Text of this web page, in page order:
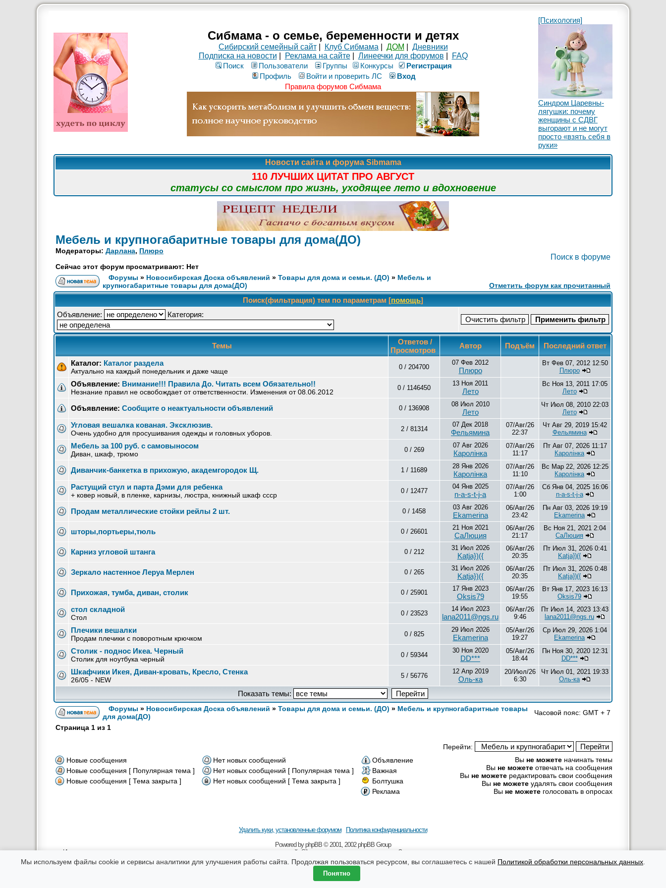
Сибмама - о семье, беременности и детях
Сибирский семейный сайт| Клуб Сибмама ДОМ
Дневники
Подписка на новости
Реклама на сайте| Линеечки для форумов
FAQ
Поиск
Пользователи Группы Конкурсы
Рeгиcтpaция
Профиль
Войти и проверить ЛС
Вход
Правила форумов Сибмама
[Психология]
Синдром Царевны-
лягушки: почему
женщины с СДВГ
выгорают и не могут
просто «взять себя в
руки»
Новости сайта и форума Sibmama
110 ЛУЧШИХ ЦИТАТ ПРО АВГУСТ
статусы со смыслом про жизнь, уходящее лето и вдохновение
Мебель и крупногабаритные товары для дома(ДО)
Модераторы: Дарлана, Плюро
Сейчас этот форум просматривают: Нет
Поиск в форуме
Форумы » Новосибирская Доска объявлений » Товары для дома и семьи. (ДО) » Мебель и
крупногабаритные товары для дома(ДО)
Отметить форум как прочитанный
Поиск(фильтрация) тем по параметрам [помощь]
Объявление:
Категория:
Темы
Ответов /
Просмотров
Автор Подъём Последний ответ
Каталог: Каталог раздела
Актуально на каждый понедельник и даже чаще
0 / 204700
07 Фев 2012
Плюро
Вт Фев 07, 2012 12:50
Плюро
Объявление: Внимание!!! Правила До. Читать всем Обязательно!!
Незнание правил не освобождает от ответственности. Изменения от 08.06.2012
0 / 1146450
13 Ноя 2011
Лето
Вс Ноя 13, 2011 17:05
Лето
Объявление: Сообщите о неактуальности объявлений 0 / 136908
08 Июл 2010
Лето
Чт Июл 08, 2010 22:03
Лето
Угловая вешалка кованая. Эксклюзив.
Очень удобно для просушивания одежды и головных уборов.
2 / 81314
07 Дек 2018
Фельямина
07/Авг/26
22:37
Чт Авг 29, 2019 15:42
Фельямина
Мебель за 100 руб. с самовыносом
Диван, шкаф, трюмо
0 / 269
07 Авг 2026
Каролiнка
07/Авг/26
11:17
Пт Авг 07, 2026 11:17
Каролiнка
Диванчик-банкетка в прихожую, академгородок Щ. 1 / 11689
28 Янв 2026
Каролiнка
07/Авг/26
11:10
Вс Мар 22, 2026 12:25
Каролiнка
Растущий стул и парта Дэми для ребенка
+ ковер новый, в пленке, карнизы, люстра, книжный шкаф ссср
0 / 12477
04 Янв 2025
n-a-s-t-j-a
07/Авг/26
1:00
Сб Янв 04, 2025 16:06
n-a-s-t-j-a
Продам металлические стойки рейлы 2 шт. 0 / 1458
03 Авг 2026
Ekamerina
06/Авг/26
23:42
Пн Авг 03, 2026 19:19
Ekamerina
шторы,портьеры,тюль 0 / 26601
21 Ноя 2021
СаЛюция
06/Авг/26
21:17
Вс Ноя 21, 2021 2:04
СаЛюция
Карниз угловой штанга 0 / 212
31 Июл 2026
Katja})({
06/Авг/26
20:35
Пт Июл 31, 2026 0:41
Katja})({
Зеркало настенное Леруа Мерлен 0 / 265
31 Июл 2026
Katja})({
06/Авг/26
20:35
Пт Июл 31, 2026 0:48
Katja})({
Прихожая, тумба, диван, столик 0 / 25901
17 Янв 2023
Oksis79
06/Авг/26
19:55
Вт Янв 17, 2023 16:13
Oksis79
стол складной
Стол
0 / 23523
14 Июл 2023
lana2011@ngs.ru
06/Авг/26
9:46
Пт Июл 14, 2023 13:43
lana2011@ngs.ru
Плечики вешалки
Продам плечики с поворотным крючком
0 / 825
29 Июл 2026
Ekamerina
05/Авг/26
19:27
Ср Июл 29, 2026 1:04
Ekamerina
Столик - поднос Икеа. Черный
Столик для ноутбука черный
0 / 59344
30 Ноя 2020
DD***
05/Авг/26
18:44
Пн Ноя 30, 2020 12:31
DD***
Шкафчики Икея, Диван-кровать, Кресло, Стенка
26/05 - NEW
5 / 56776
12 Апр 2019
Оль-ка
20/Июл/26
6:30
Чт Июл 01, 2021 19:33
Оль-ка
Показать темы:
Форумы » Новосибирская Доска объявлений » Товары для дома и семьи. (ДО) » Мебель и крупногабаритные товары
для дома(ДО)
Часовой пояс: GMT + 7
Страница 1 из 1
Перейти:
Новые сообщения
Нет новых сообщений
Объявление
Новые сообщения [ Популярная тема ]
Нет новых сообщений [ Популярная тема ]
Важная
Новые сообщения [ Тема закрыта ]
Нет новых сообщений [ Тема закрыта ]
Болтушка
Реклама
Вы не можете начинать темы
Вы не можете отвечать на сообщения
Вы не можете редактировать свои сообщения
Вы не можете удалять свои сообщения
Вы не можете голосовать в опросах
Удалить куки, установленные форумом
Политика конфиденциальности
Powered byрhрВВ © 2001, 2002 рhрВВ Grоuр
Использование материалов возможно только в интернете при наличии гиперссылки на сайт Sibmama.ru и с указанием авторства. За содержание рекламных материалов ответственность несут рекламодатели.
Администрация не несет ответственности за сообщения, оставляемые посетителями сайта. Помните, что по вопросам, касающимся здоровья, необходимо консультироваться с врачом.
Мы используем файлы cookie и сервисы аналитики для улучшения работы сайта. Продолжая пользоваться ресурсом, вы соглашаетесь с нашей Политикой обработки персональных данных
Понятно